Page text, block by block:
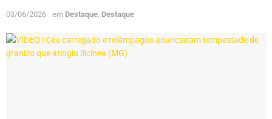
03/06/2026 em Destaque, Destaque